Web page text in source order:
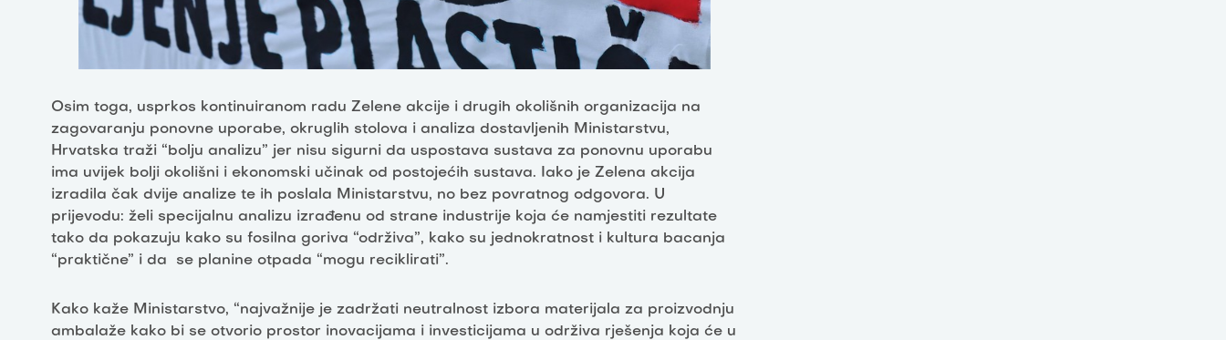
Osim toga, usprkos kontinuiranom radu Zelene akcije i drugih okolišnih organizacija na
zagovaranju ponovne uporabe, okruglih stolova i analiza dostavljenih Ministarstvu,
Hrvatska traži “bolju analizu” jer nisu sigurni da uspostava sustava za ponovnu uporabu
ima uvijek bolji okolišni i ekonomski učinak od postojećih sustava. Iako je Zelena akcija
izradila čak dvije analize te ih poslala Ministarstvu, no bez povratnog odgovora. U
prijevodu: želi specijalnu analizu izrađenu od strane industrije koja će namjestiti rezultate
tako da pokazuju kako su fosilna goriva “održiva”, kako su jednokratnost i kultura bacanja
“praktične” i da se planine otpada “mogu reciklirati”.
Kako kaže Ministarstvo, “najvažnije je zadržati neutralnost izbora materijala za proizvodnju
ambalaže kako bi se otvorio prostor inovacijama i investicijama u održiva rješenja koja će u